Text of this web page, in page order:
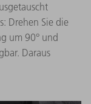
Drehen Sie die
um 90° und
Daraus